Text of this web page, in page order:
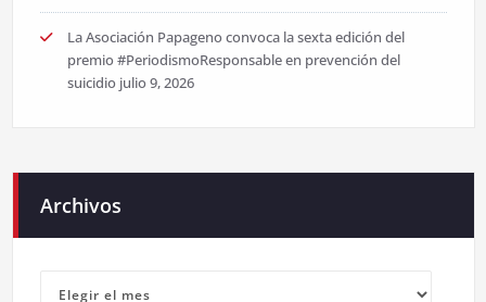
La Asociación Papageno convoca la sexta edición del
premio #PeriodismoResponsable en prevención del
suicidio julio 9, 2026
Archivos